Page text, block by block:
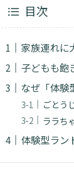
目次
家族連れに
子どもも飽
なぜ「体験
ごとう
ララち
体験型ラン